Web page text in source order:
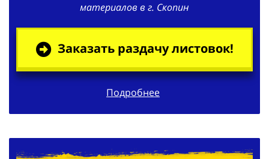
материалов в г. Скопин
Заказать раздачу листовок!
Подробнее